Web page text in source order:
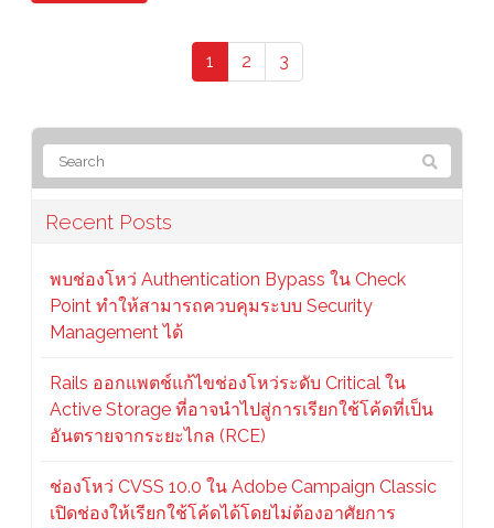
1 2 3
Recent Posts
พบช่องโหว่ Authentication Bypass ใน Check
Point ทำให้สามารถควบคุมระบบ Security
Management ได้
Rails ออกแพตช์แก้ไขช่องโหว่ระดับ Critical ใน
Active Storage ที่อาจนำไปสู่การเรียกใช้โค้ดที่เป็น
อันตรายจากระยะไกล (RCE)
ช่องโหว่ CVSS 10.0 ใน Adobe Campaign Classic
เปิดช่องให้เรียกใช้โค้ดได้โดยไม่ต้องอาศัยการ